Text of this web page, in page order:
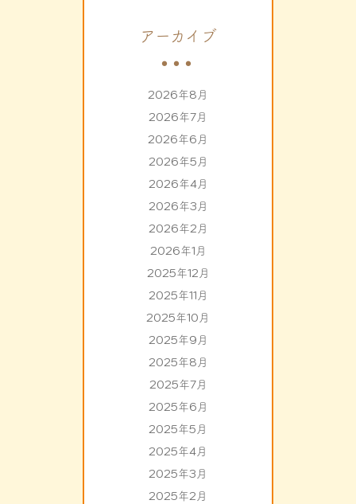
アーカイブ
2026年8月
2026年7月
2026年6月
2026年5月
2026年4月
2026年3月
2026年2月
2026年1月
2025年12月
2025年11月
2025年10月
2025年9月
2025年8月
2025年7月
2025年6月
2025年5月
2025年4月
2025年3月
2025年2月